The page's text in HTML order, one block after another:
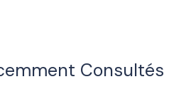
Consultés